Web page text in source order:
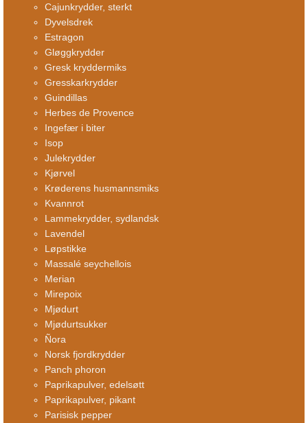
Cajunkrydder, sterkt
Dyvelsdrek
Estragon
Gløggkrydder
Gresk kryddermiks
Gresskarkrydder
Guindillas
Herbes de Provence
Ingefær i biter
Isop
Julekrydder
Kjørvel
Krøderens husmannsmiks
Kvannrot
Lammekrydder, sydlandsk
Lavendel
Løpstikke
Massalé seychellois
Merian
Mirepoix
Mjødurt
Mjødurtsukker
Ñora
Norsk fjordkrydder
Panch phoron
Paprikapulver, edelsøtt
Paprikapulver, pikant
Parisisk pepper